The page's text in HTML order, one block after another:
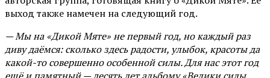
выход также намечен на следующий год.
— Мы на «Дикой Мяте» не первый год, но каждый раз
диву даёмся: сколько здесь радости, улыбок, красоты да
какой-то совершенно особенной силы. Для нас этот год